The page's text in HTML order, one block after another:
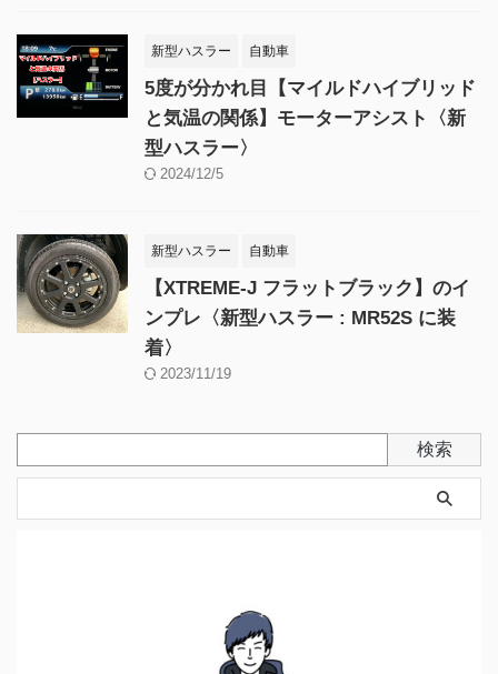
新型ハスラー 自動車
5度が分かれ目【マイルドハイブリッド
と気温の関係】モーターアシスト〈新
型ハスラー〉
2024/12/5
新型ハスラー 自動車
【XTREME-J フラットブラック】のイ
ンプレ〈新型ハスラー : MR52S に装
着〉
2023/11/19
検索